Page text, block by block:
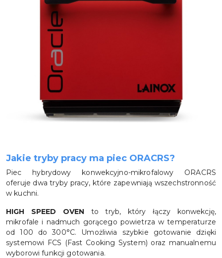
Jakie tryby pracy ma piec ORACRS?
Piec hybrydowy konwekcyjno-mikrofalowy ORACRS
oferuje dwa tryby pracy, które zapewniają wszechstronność
w kuchni.
HIGH SPEED OVEN to tryb, który łączy konwekcję,
mikrofale i nadmuch gorącego powietrza w temperaturze
od 100 do 300°C. Umożliwia szybkie gotowanie dzięki
systemowi FCS (Fast Cooking System) oraz manualnemu
wyborowi funkcji gotowania.